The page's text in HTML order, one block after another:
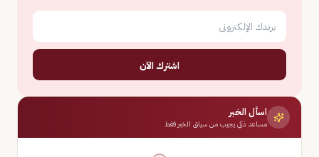
اشترك الآن
اسأل الخبر
مساعد ذكي يجيب من سياق الخبر فقط